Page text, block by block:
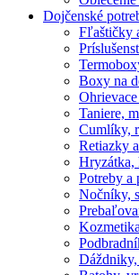
Dojčenské
Fľaštičky
Boxy na
Taniere,
Cumlíky,
Retiazky
Hryzátka,
Potreby a
Nočníky,